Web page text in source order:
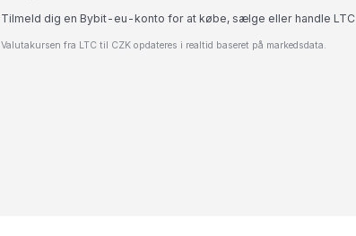
Tilmeld dig en Bybit-eu-konto for at købe, sælge eller handle LTC
Valutakursen fra LTC til CZK opdateres i realtid baseret på markedsdata.